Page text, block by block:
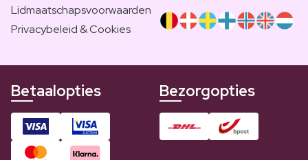
Lidmaatschapsvoorwaarden
Privacybeleid & Cookies
Betaalopties Bezorgopties